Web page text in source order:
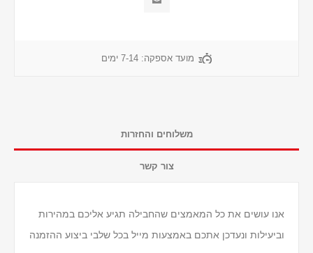
מועד אספקה: 7-14 ימים
משלוחים והחזרות
צור קשר
אנו עושים את כל המאמצים שהחבילה תגיע אליכם במהירות
וביעילות ונעדכן אתכם באמצעות מייל בכל שלבי ביצוע ההזמנה